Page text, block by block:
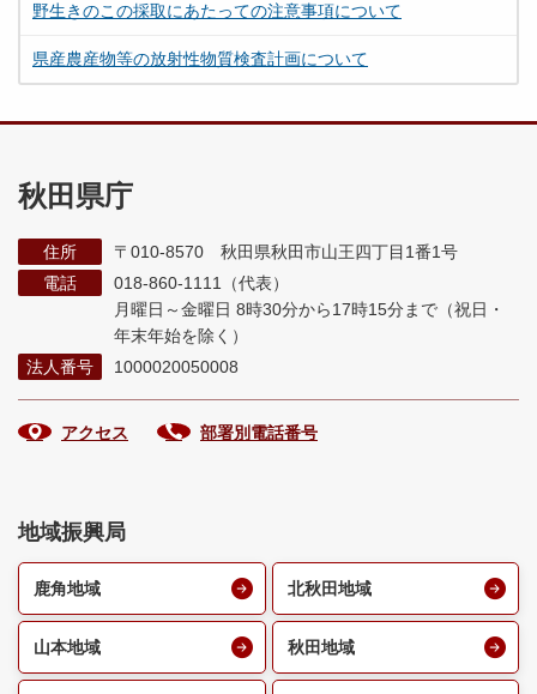
野生きのこの採取にあたっての注意事項について
県産農産物等の放射性物質検査計画について
秋田県庁
住所
〒010-8570 秋田県秋田市山王四丁目1番1号
電話
018-860-1111（代表）
月曜日～金曜日 8時30分から17時15分まで （祝日・
年末年始を除く）
法人番号
1000020050008
アクセス 部署別電話番号
地域振興局
鹿角地域 北秋田地域
山本地域 秋田地域